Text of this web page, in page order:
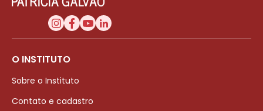
O INSTITUTO
Sobre o Instituto
Contato e cadastro